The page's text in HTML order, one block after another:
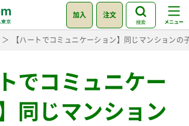
加入 注文
検索
【ハートでコミュニケーション】同じマンション
でコミュニケー
同じマンション